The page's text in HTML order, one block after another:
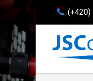
(+420)